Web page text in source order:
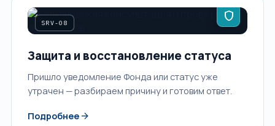
SRV-08 shield
Защита и восстановление статуса
Пришло уведомление Фонда или статус уже
утрачен — разбираем причину и готовим ответ.
Подробнее arrow_forward